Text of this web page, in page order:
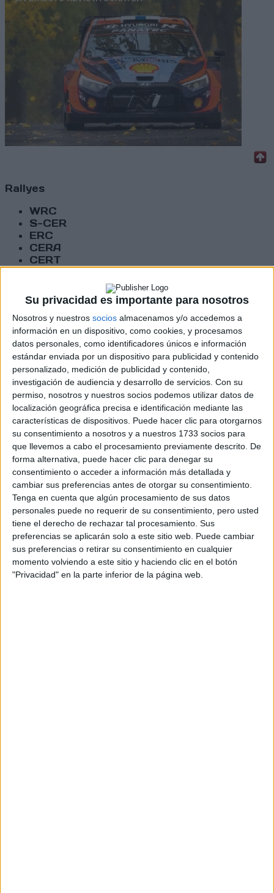
Su privacidad es importante para nosotros
Nosotros y nuestros socios almacenamos y/o accedemos a
información en un dispositivo, como cookies, y procesamos
datos personales, como identificadores únicos e información
estándar enviada por un dispositivo para publicidad y contenido
personalizado, medición de publicidad y contenido,
investigación de audiencia y desarrollo de servicios. Con su
permiso, nosotros y nuestros socios podemos utilizar datos de
localización geográfica precisa e identificación mediante las
características de dispositivos. Puede hacer clic para otorgarnos
su consentimiento a nosotros y a nuestros 1733 socios para
que llevemos a cabo el procesamiento previamente descrito. De
forma alternativa, puede hacer clic para denegar su
consentimiento o acceder a información más detallada y
cambiar sus preferencias antes de otorgar su consentimiento.
Tenga en cuenta que algún procesamiento de sus datos
personales puede no requerir de su consentimiento, pero usted
tiene el derecho de rechazar tal procesamiento. Sus
preferencias se aplicarán solo a este sitio web. Puede cambiar
sus preferencias o retirar su consentimiento en cualquier
momento volviendo a este sitio y haciendo clic en el botón
"Privacidad" en la parte inferior de la página web.
Rallyes
WRC
S-CER
ERC
CERA
CERT
Campeonatos Autonómicos
Históricos
Dakar
RallyCross
Circuitos
F1
Fórmula E
F2 / F3 / F4
Resistencia
Indycar
Otros
Producto
Producto
Web pensada para poder ofrecer diferentes
productos propios y ajenos para que los
aficionados los puedan adquirir
Divulgación
Dossier